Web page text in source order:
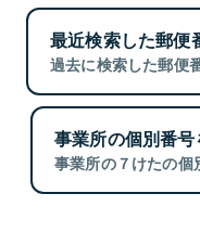
最近検索した郵便
過去に検索した郵便
事業所の個別番
事業所の７けたの個